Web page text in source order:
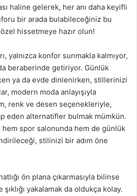
haline gelerek, her anı daha keyifli
bir arada bulabileceğiniz bu
hissetmeye hazır olun!
yalnızca konfor sunmakla kalmıyor,
da beraberinde getiriyor. Günlük
ya da evde dinlenirken, stillerinizi
modern moda anlayışıyla
renk ve desen seçenekleriyle,
eden alternatifler bulmak mümkün.
hem spor salonunda hem de günlük
stilinizi bir adım öne
ön plana çıkarmasıyla bilinse
yakalamak da oldukça kolay.